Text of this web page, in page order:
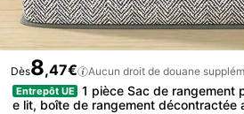
Dès8,47€ Aucun droit de douane
Entrepôt UE
1 pièce Sac de rangement
e lit, boîte de rangement décontractée